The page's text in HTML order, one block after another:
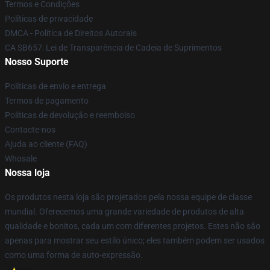
Termos e Condições
Políticas de privacidade
DMCA - Política de Direitos Autorais
CA SB657: Lei de Transparência de Cadeia de Suprimentos
Nosso Suporte
Políticas de envio e entrega
Termos de pagamento
Políticas de devolução e reembolso
Contacte-nos
Ajuda ao cliente (FAQ)
Whosale
Nossa loja
Os produtos nesta loja são projetados pela nossa equipe de classe
mundial. Oferecemos uma grande variedade de produtos de alta
qualidade e bonitos, cada um com diferentes projetos. Estes não são
apenas para mostrar seu estilo único; eles também podem ser usados
como uma forma de auto-expressão.